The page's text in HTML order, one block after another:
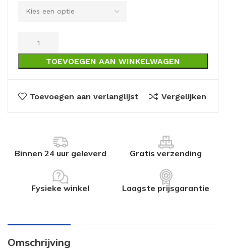
TOEVOEGEN AAN WINKELWAGEN
Toevoegen aan verlanglijst Vergelijken
Binnen 24 uur geleverd Gratis verzending
Fysieke winkel Laagste prijsgarantie
Omschrijving